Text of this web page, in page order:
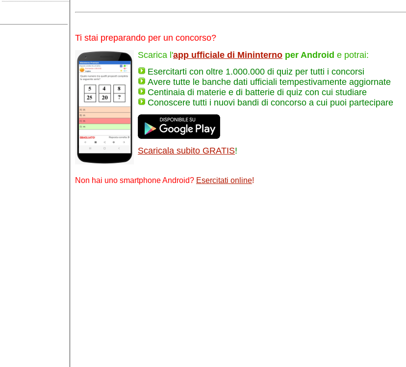
Ti stai preparando per un concorso?
Scarica l'app ufficiale di Mininterno per Android e potrai:
Esercitarti con oltre 1.000.000 di quiz per tutti i concorsi
Avere tutte le banche dati ufficiali tempestivamente aggiornate
Centinaia di materie e di batterie di quiz con cui studiare
Conoscere tutti i nuovi bandi di concorso a cui puoi partecipare
Scaricala subito GRATIS!
Non hai uno smartphone Android? Esercitati online!